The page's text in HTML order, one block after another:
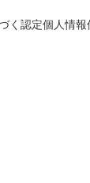
認定個人情